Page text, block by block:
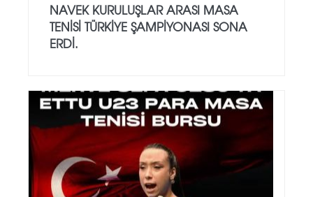
NAVEK KURULUŞLAR ARASI MASA
TENISI TÜRKIYE ŞAMPIYONASI SONA
ERDI.